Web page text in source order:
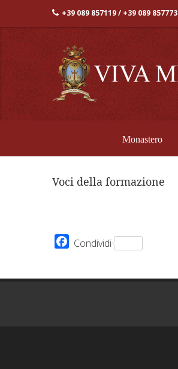
+39 089 857119 / +39 089 857773
Monastero
Voci della formazione
Facebook
Condividi